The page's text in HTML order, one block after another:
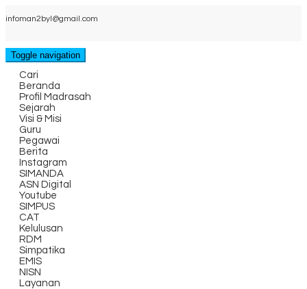
infoman2byl@gmail.com
Toggle navigation
Cari
Beranda
Profil Madrasah
Sejarah
Visi & Misi
Guru
Pegawai
Berita
Instagram
SIMANDA
ASN Digital
Youtube
SIMPUS
CAT
Kelulusan
RDM
Simpatika
EMIS
NISN
Layanan